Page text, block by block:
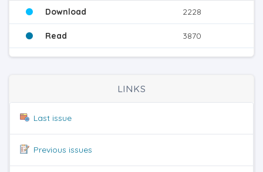
Download 2228
Read 3870
LINKS
Last issue
Previous issues